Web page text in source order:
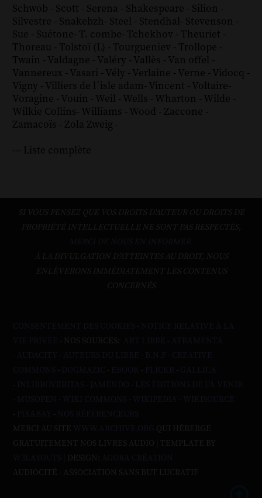
Schwob - Scott - Serena - Shakespeare - Silion -
Silvestre - Snakebzh- Steel - Stendhal- Stevenson -
Sue - Suétone- T. combe- Tchekhov - Theuriet -
Thoreau - Tolstoï (L) - Tourgueniev - Trollope -
Twain - Valdagne - Valéry - Vallès - Van offel -
Vannereux - Vasari - Vély - Verlaine - Verne - Vidocq -
Vigny - Villiers de l´isle adam- Vincent - Voltaire-
Voragine - Vouin - Weil - Wells - Wharton - Wilde -
Wilkie Collins- Williams - Wood - Zaccone -
Zamacoïs - Zola Zweig -
--- Liste complète